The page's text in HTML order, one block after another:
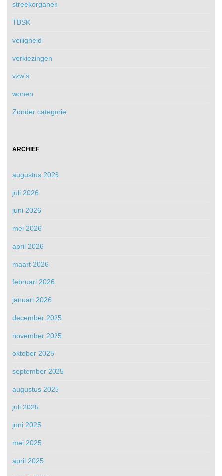
streekorganen
TBSK
veiligheid
verkiezingen
vzw's
wonen
Zonder categorie
ARCHIEF
augustus 2026
juli 2026
juni 2026
mei 2026
april 2026
maart 2026
februari 2026
januari 2026
december 2025
november 2025
oktober 2025
september 2025
augustus 2025
juli 2025
juni 2025
mei 2025
april 2025